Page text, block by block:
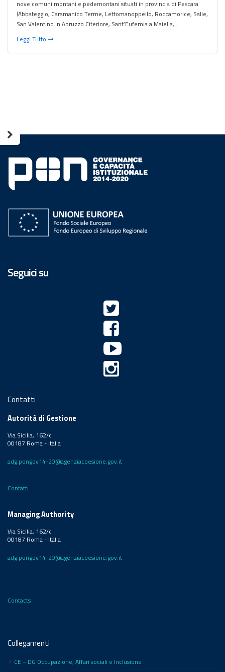
nove comuni montani e pedemontani situati in provincia di Pescara
(Abbateggio, Caramanico Terme, Lettomanoppello, Roccamorice, Salle,
San Valentino in Abruzzo Citeriore, Sant’Eufemia a Maiella,…
Leggi Tutto
Seguici su
Contatti
Autorità di Gestione
Via Sicilia, 162/c
00187 Roma - Italia
adg.pongov14-20@agenziacoesione.gov.it
Contatti
Managing Authority
Via Sicilia, 162/c
00187 Roma - Italia
adg.pongov14-20@agenziacoesione.gov.it
Contacts
Collegamenti
CE – DG Occupazione, Affari sociali e Inclusione